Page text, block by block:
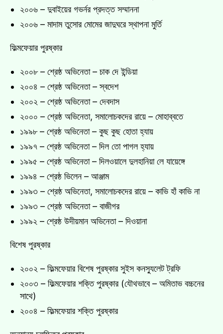
২০০৬ – দুবাইয়ের গভর্নর প্রদত্ত সম্মাননা
২০০৬ – মাদাম তুসোর মোমের জাদুঘরে স্থাপনা মুর্তি
ফিল্মফেয়ার পুরষ্কার
২০০৮ – শ্রেষ্ঠ অভিনেতা – চাক দে ইন্ডিয়া
২০০৪ – শ্রেষ্ঠ অভিনেতা – স্বদেশ
২০০২ – শ্রেষ্ঠ অভিনেতা – দেবদাস
২০০০ – শ্রেষ্ঠ অভিনেতা, সমালোচকদের রায়ে – মোহাব্বতে
১৯৯৮ – শ্রেষ্ঠ অভিনেতা – কুছ কুছ হোতা হ্যায়
১৯৯৭ – শ্রেষ্ঠ অভিনেতা – দিল তো পাগল হ্যায়
১৯৯৫ – শ্রেষ্ঠ অভিনেতা – দিলওয়ালে দুলহানিয়া লে যায়েঙ্গে
১৯৯৪ – শ্রেষ্ঠ ভিলেন – আঞ্জাম
১৯৯৩ – শ্রেষ্ঠ অভিনেতা, সমালোচকদের রায়ে – কাভি হাঁ কাভি না
১৯৯৩ – শ্রেষ্ঠ অভিনেতা – বাজীগর
১৯৯২ – শ্রেষ্ঠ উদীয়মান অভিনেতা – দিওয়ানা
বিশেষ পুরষ্কার
২০০২ – ফিল্মফেয়ার বিশেষ পুরষ্কার সুইস কনস্যুলেট ট্রফি
২০০৩ – ফিল্মফেয়ার শক্তি পুরষ্কার (যৌথভাবে – অমিতাভ বচ্চনের
সাথে)
২০০৪ – ফিল্মফেয়ার শক্তি পুরষ্কার